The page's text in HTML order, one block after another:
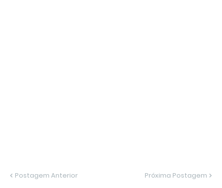
Postagem Anterior Próxima Postagem